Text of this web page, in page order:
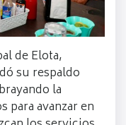
de Elota,
su respaldo
la
para avanzar en